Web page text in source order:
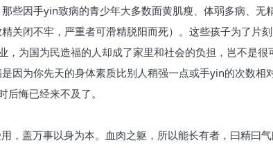
些因手yin致病的青少年大多数面黄肌瘦、体弱多病、无
关闭不牢，严重者可滑精脱阳而死）。这些孩子为了片
为国为民造福的人却成了家里和社会的负担，岂不是很
因为你先天的身体素质比别人稍强一点或手yin的次数相
悔已经来不及了。
，盖万事以身为本。血肉之躯，所以能长有者，曰精曰